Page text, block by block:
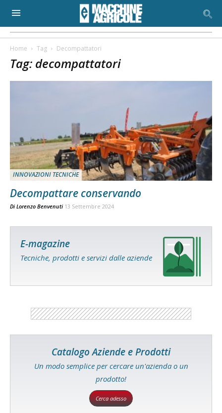
Home Tag Decompattatori
Tag: decompattatori
INNOVAZIONI TECNICHE
Decompattare conservando
Di Lorenzo Benvenuti 13 Settembre 2024
E-magazine
Tecniche, prodotti e servizi dalle aziende
Catalogo Aziende e Prodotti
Un modo semplice per cercare un'azienda o un
prodotto!
Cerca adesso